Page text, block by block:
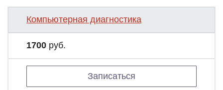
Компьютерная диагностика
1700 руб.
Записаться